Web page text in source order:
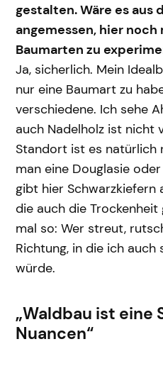
gestalten. Wäre es aus
angemessen, hier
Baumarten zu
Ja, sicherlich. Mein
nur eine Baumart zu
verschiedene. Ich sehe
auch Nadelholz ist nicht
Standort ist es natürlich
man eine Douglasie
gibt hier Schwarzkiefern
die auch die
mal so: Wer streut,
Richtung, in die ich
würde.
„Waldbau ist eine
Nuancen“